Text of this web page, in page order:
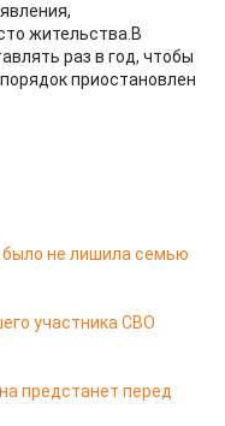
жительства.В
раз в год, чтобы
приостановлен
не лишила семью
участника СВО
предстанет перед